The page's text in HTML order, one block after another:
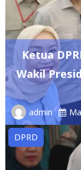
Ketua
Wakil
admin
DPRD